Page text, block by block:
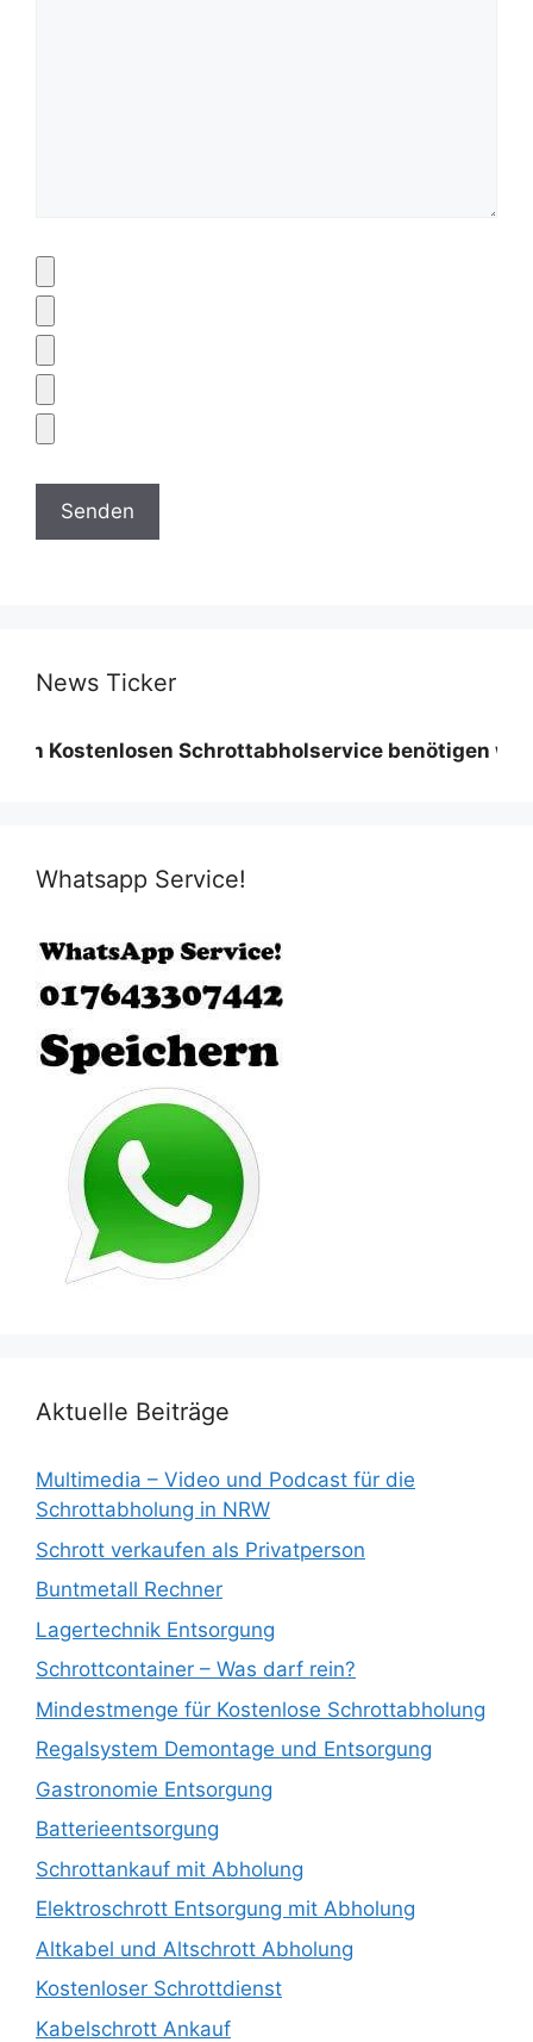
News Ticker
Schrottabholservice benötigen wir eine
Whatsapp Service!
Aktuelle Beiträge
Multimedia – Video und Podcast für die
Schrottabholung in NRW
Schrott verkaufen als Privatperson
Buntmetall Rechner
Lagertechnik Entsorgung
Schrottcontainer – Was darf rein?
Mindestmenge für Kostenlose Schrottabholung
Regalsystem Demontage und Entsorgung
Gastronomie Entsorgung
Batterieentsorgung
Schrottankauf mit Abholung
Elektroschrott Entsorgung mit Abholung
Altkabel und Altschrott Abholung
Kostenloser Schrottdienst
Kabelschrott Ankauf